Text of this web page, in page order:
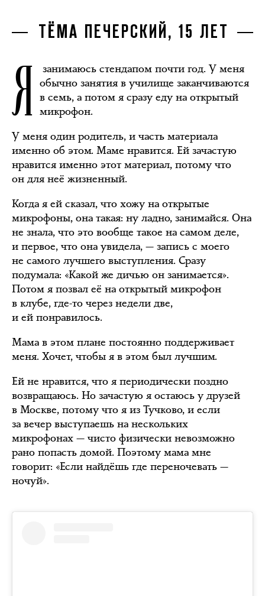
ТЁМА ПЕЧЕРСКИЙ, 15 ЛЕТ
Я
занимаюсь стендапом почти год. У меня
обычно занятия в училище заканчиваются
в семь, а потом я сразу еду на открытый
микрофон.
У меня один родитель, и часть материала
именно об этом. Маме нравится. Ей зачастую
нравится именно этот материал, потому что
он для неё жизненный.
Когда я ей сказал, что хожу на открытые
микрофоны, она такая: ну ладно, занимайся. Она
не знала, что это вообще такое на самом деле,
и первое, что она увидела, — запись с моего
не самого лучшего выступления. Сразу
подумала: «Какой же дичью он занимается».
Потом я позвал её на открытый микрофон
в клубе, где-то через недели две,
и ей понравилось.
Мама в этом плане постоянно поддерживает
меня. Хочет, чтобы я в этом был лучшим.
Ей не нравится, что я периодически поздно
возвращаюсь. Но зачастую я остаюсь у друзей
в Москве, потому что я из Тучково, и если
за вечер выступаешь на нескольких
микрофонах — чисто физически невозможно
рано попасть домой. Поэтому мама мне
говорит: «Если найдёшь где переночевать —
ночуй».